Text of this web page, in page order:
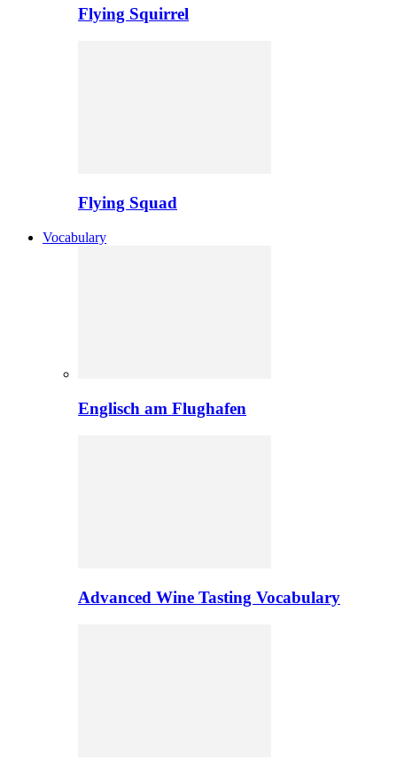
Flying Squirrel
Flying Squad
Vocabulary
Englisch am Flughafen
Advanced Wine Tasting Vocabulary